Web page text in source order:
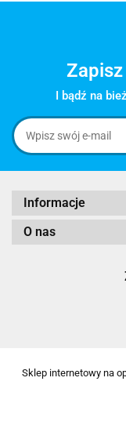
I bądź na
Informacje
O nas
Sklep internetowy na